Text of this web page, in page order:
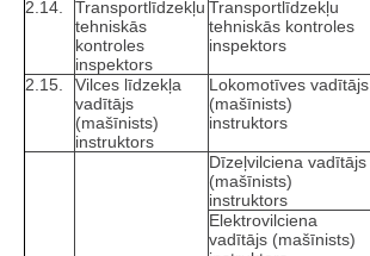
2.14.
Transportlīdzekļu
tehniskās
kontroles
inspektors
Transportlīdzekļu
tehniskās kontroles
inspektors
2.15.
Vilces līdzekļa
vadītājs
(mašīnists)
instruktors
Lokomotīves vadītājs
(mašīnists)
instruktors
Dīzeļvilciena vadītājs
(mašīnists)
instruktors
Elektrovilciena
vadītājs (mašīnists)